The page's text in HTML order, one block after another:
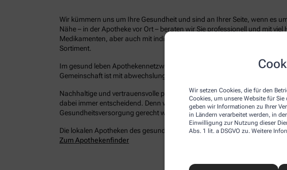
Wir setzen Cookies, die für den
Cookies, um unsere Website für
geben wir Informationen zu Ihrer
in Ländern verarbeitet werden, in
Einwilligung zur Nutzung dieser
Abs. 1 lit. a DSGVO zu. Weitere
Wir kümmern uns um Ihre Gesundheit und sind an Ihrer Seite, wenn es
Nähe – in der Apotheke vor Ort – beraten wir Sie professionell und mit
Medikamenten, aber auch mit individuellen Gesundheitsleistungen und
Sortiment.
Im gesund leben Apothekennetzwerk befinden sich bundesweit mehrere
Gemeinschaft ist mit abwechslungsreichen Angeboten und
Nachhaltige und vertrauensvolle persönliche Beziehungen zu Ihnen als
dabei immer entscheidend. Denn wir möchten Ihrem Anspruch an eine
Gesundheitsversorgung gerecht werden – damit Sie gesünder und
Die lokalen Apotheken des gesund leben Netzwerkes in Ihrer Nähe finden
Zum Apothekenfinder